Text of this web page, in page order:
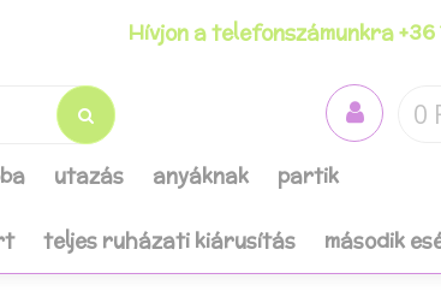
Hívjon a telefonszámunkra +36
0
utazás anyáknak partik
teljes ruházati kiárusítás második